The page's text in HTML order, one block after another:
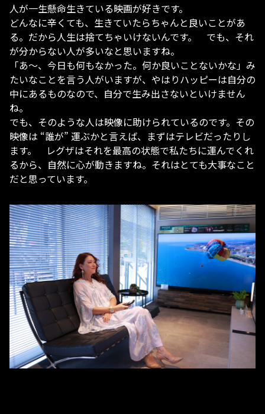
人が一生懸命生きている映画が好きです。
どんなに辛くても、生きていたらちゃんと良いことがあ
る。だから人生は捨てちゃいけないんです。 でも、それ
が分からない人が多いなと思いますね。
「あ～、今日も何もなかった。何か良いことないかな」み
たいなことを言う人がいますが、やはりハッピーは自分の
中にあるものなので、自分で生み出さないといけません
ね。
でも、そのような人は映像に助けられているのです。その
映像は “誰が” 運ぶかと言えば、まずはテレビだったりし
ます。 レグザはそれを最高の状態で私たちに運んでくれ
るから、自然に心が動きますね。それはとても大事なこと
だと思っています。